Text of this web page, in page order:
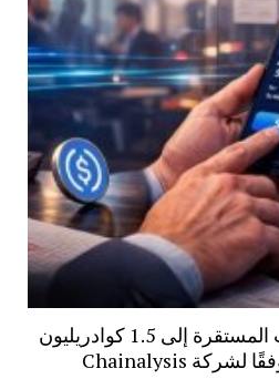
قد تصل تدفقات العملات المستقرة إلى 1.5 كوادريليون